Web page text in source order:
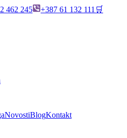
462 245 +387 61 132 111 🛒
NovostiBlogKontakt